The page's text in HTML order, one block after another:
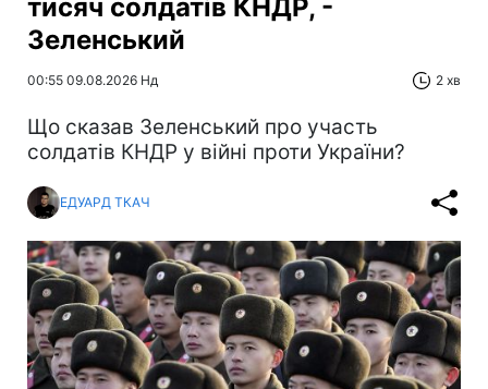
тисяч солдатів КНДР, -
Зеленський
00:55 09.08.2026 Нд 2 хв
Що сказав Зеленський про участь
солдатів КНДР у війні проти України?
ЕДУАРД ТКАЧ